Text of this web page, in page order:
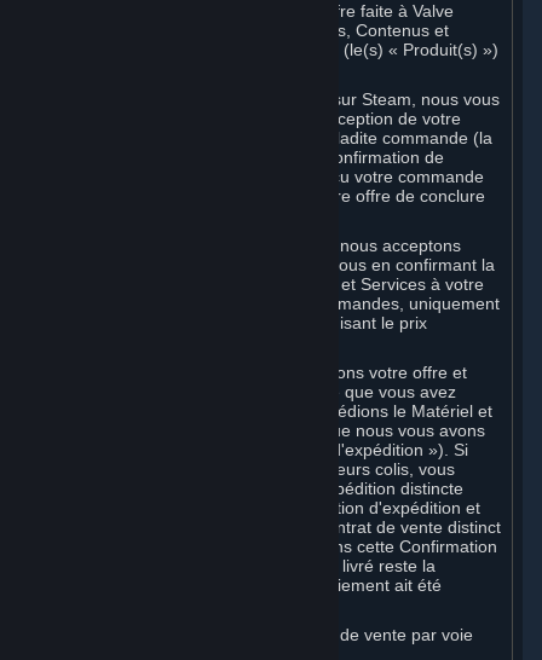
Votre commande sur Steam est une offre faite à Valve
d'accepter la livraison des Souscriptions, Contenus et
Services et/ou du Matériel commandés (le(s) « Produit(s) »)
Lorsque vous passez une commande sur Steam, nous vous
envoyons un message confirmant la réception de votre
commande et contenant les détails de ladite commande (la
« Confirmation de commande »). La Confirmation de
commande prouve que nous avons reçu votre commande
et ne confirme pas l'acceptation de votre offre de conclure
Dans le cas des Contenus et Services, nous acceptons
votre offre et concluons l'accord avec vous en confirmant la
transaction et en mettant les Contenus et Services à votre
disposition ou, dans le cas des précommandes, uniquement
en confirmant la transaction et en déduisant le prix
Dans le cas du Matériel, nous n'acceptons votre offre et
concluons la transaction pour un article que vous avez
commandé que lorsque nous vous expédions le Matériel et
vous envoyons un e-mail confirmant que nous vous avons
expédié le Matériel (la « Confirmation d'expédition »). Si
votre commande est expédiée en plusieurs colis, vous
pouvez recevoir une Confirmation d'expédition distincte
pour chaque colis, et chaque Confirmation d'expédition et
l'envoi correspondant concluront un contrat de vente distinct
entre nous pour le Matériel spécifié dans cette Confirmation
d'expédition. Tout Matériel qui vous est livré reste la
propriété de Valve jusqu'à ce que le paiement ait été
Vous consentez à recevoir les factures de vente par voie